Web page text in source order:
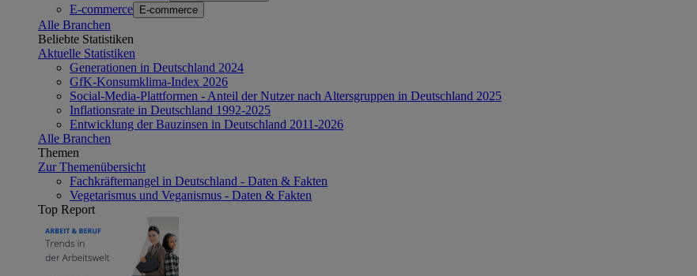
E-commerce E-commerce
Alle Branchen
Beliebte Statistiken
Aktuelle Statistiken
Generationen in Deutschland 2024
GfK-Konsumklima-Index 2026
Social-Media-Plattformen - Anteil der Nutzer nach Altersgruppen in Deutschland 2025
Inflationsrate in Deutschland 1992-2025
Entwicklung der Bauzinsen in Deutschland 2011-2026
Alle Branchen
Themen
Zur Themenübersicht
Fachkräftemangel in Deutschland - Daten & Fakten
Vegetarismus und Veganismus - Daten & Fakten
Top Report